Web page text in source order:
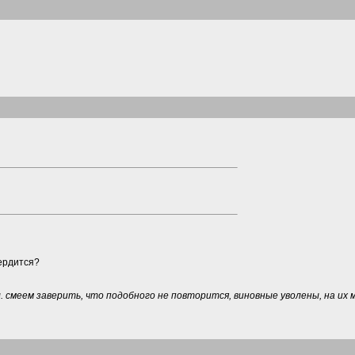
смеем заверить, что подобного не повторится, виновные уволены, на их